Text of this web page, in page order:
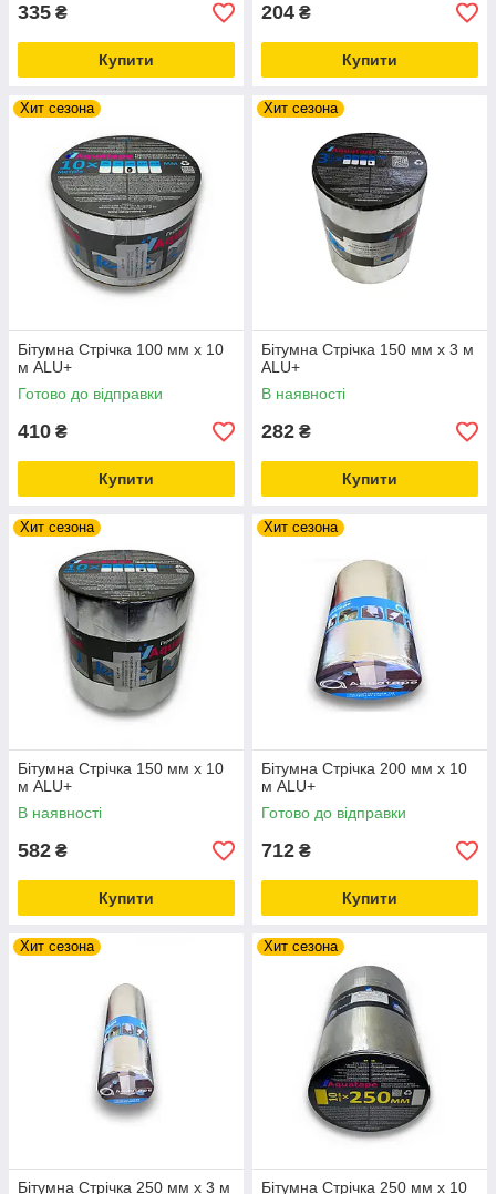
335 ₴
Купити
204 ₴
Купити
Хит сезона
Бітумна Стрічка 100 мм х 10
м ALU+
Готово до відправки
410 ₴
Купити
Хит сезона
Бітумна Стрічка 150 мм х 3 м
ALU+
В наявності
282 ₴
Купити
Хит сезона
Бітумна Стрічка 150 мм х 10
м ALU+
В наявності
582 ₴
Купити
Хит сезона
Бітумна Стрічка 200 мм х 10
м ALU+
Готово до відправки
712 ₴
Купити
Хит сезона
Бітумна Стрічка 250 мм х 3 м
Хит сезона
Бітумна Стрічка 250 мм х 10